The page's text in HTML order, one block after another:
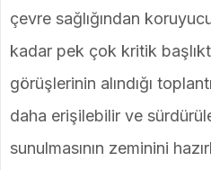
çevre sağlığından
kadar pek çok kritik
görüşlerinin alındığı
daha erişilebilir ve
sunulmasının zeminini